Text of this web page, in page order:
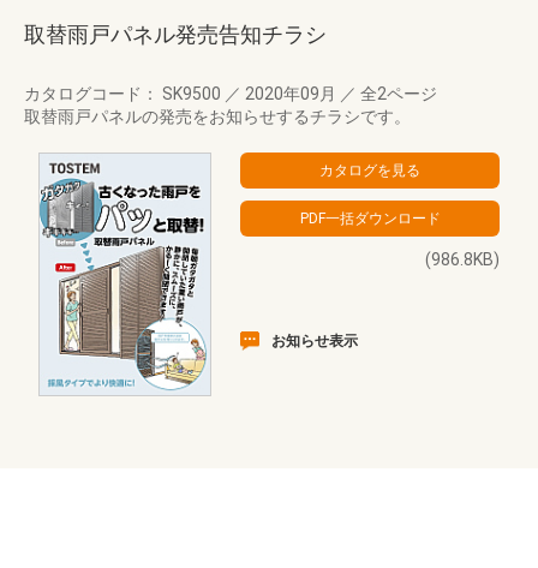
取替雨戸パネル発売告知チラシ
カタログコード： SK9500 ／ 2020年09月 ／ 全2ページ
取替雨戸パネルの発売をお知らせするチラシです。
(986.8KB)
お知らせ表示